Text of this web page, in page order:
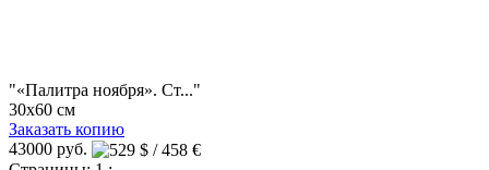
"«Палитра ноября». Ст..."
30x60 см
Заказать копию
43000 руб.